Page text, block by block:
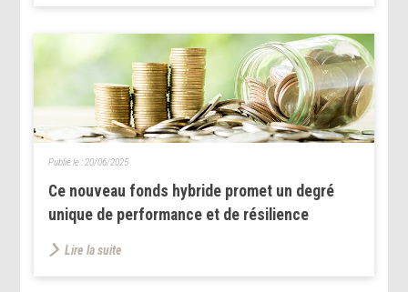
Ce nouveau fonds hybride promet un degré
unique de performance et de résilience
Publié le : 20/06/2025
Lire la suite